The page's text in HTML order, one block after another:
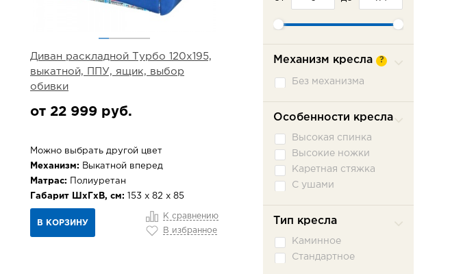
Диван раскладной Турбо 120х195,
выкатной, ППУ, ящик, выбор
обивки
от 22 999 руб.
Можно выбрать другой цвет
Механизм: Выкатной вперед
Матрас: Полиуретан
Габарит ШхГхВ, см: 153 х 82 х 85
В КОРЗИНУ
К сравнению
В избранное
Механизм кресла ?
Без механизма
Особенности кресла
Высокая спинка
Высокие ножки
Каретная стяжка
С ушами
Тип кресла
Каминное
Стандартное